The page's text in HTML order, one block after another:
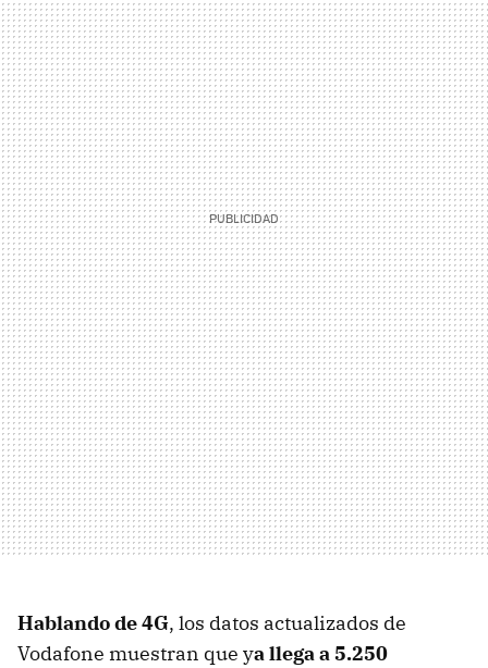
Hablando de 4G, los datos actualizados de
Vodafone muestran que ya llega a 5.250